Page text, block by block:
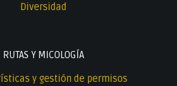
Diversidad
RUTAS Y MICOLOGÍA
y gestión de permisos